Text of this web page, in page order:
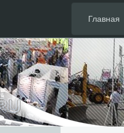
Главная